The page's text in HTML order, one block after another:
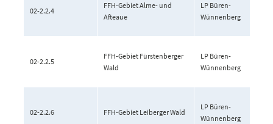
02-2.2.4
FFH-Gebiet Alme- und
Afteaue
LP Büren-
Wünnenberg
02-2.2.5
FFH-Gebiet Fürstenberger
Wald
LP Büren-
Wünnenberg
02-2.2.6 FFH-Gebiet Leiberger Wald
LP Büren-
Wünnenberg